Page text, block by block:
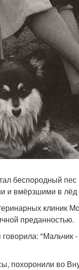
беспородный пес
и вмёрзшими в
клиник
преданностью.
похоронили во